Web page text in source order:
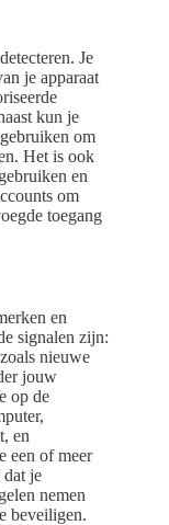
Je
je apparaat
kun je
om
Het is ook
en
om
toegang
en
signalen zijn:
nieuwe
jouw
op de
en
een of meer
dat je
nemen
beveiligen.